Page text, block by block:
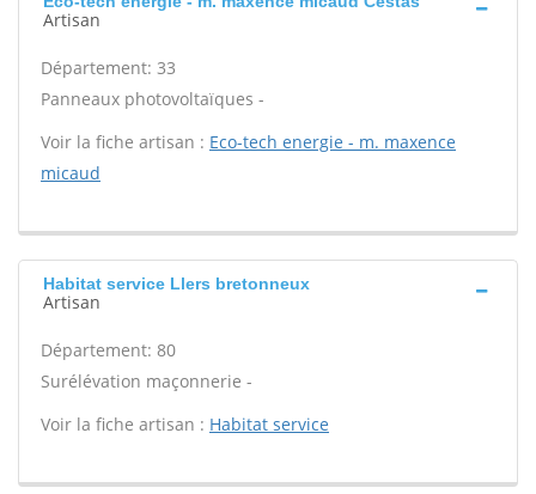
Artisan
Département: 33
Panneaux photovoltaïques -
Voir la fiche artisan : Eco-tech energie - m. maxence
micaud
Habitat service Llers bretonneux
Artisan
Département: 80
Surélévation maçonnerie -
Voir la fiche artisan : Habitat service